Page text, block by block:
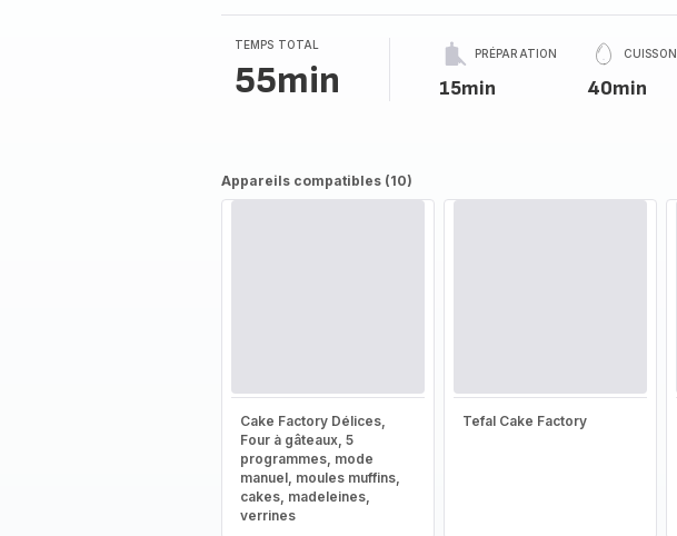
étoiles
(moyenne)
TEMPS TOTAL
55min
PRÉPARATION
15min
CUISSON
40min
Appareils compatibles (10)
Cake Factory Délices,
Four à gâteaux, 5
programmes, mode
manuel, moules muffins,
cakes, madeleines,
verrines
Tefal Cake Factory